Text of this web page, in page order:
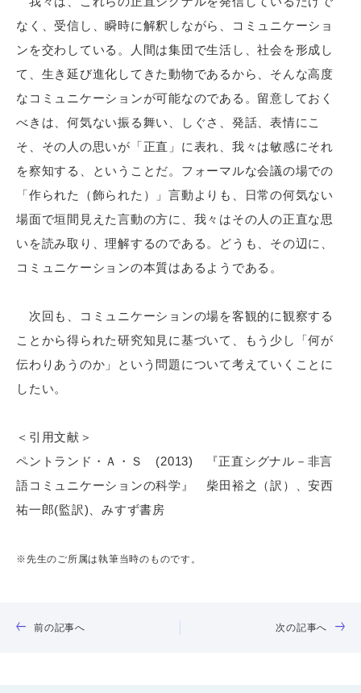
なく、受信し、瞬時に解釈しながら、コミュニケーショ
ンを交わしている。人間は集団で生活し、社会を形成し
て、生き延び進化してきた動物であるから、そんな高度
なコミュニケーションが可能なのである。留意しておく
べきは、何気ない振る舞い、しぐさ、発話、表情にこ
そ、その人の思いが「正直」に表れ、我々は敏感にそれ
を察知する、ということだ。フォーマルな会議の場での
「作られた（飾られた）」言動よりも、日常の何気ない
場面で垣間見えた言動の方に、我々はその人の正直な思
いを読み取り、理解するのである。どうも、その辺に、
コミュニケーションの本質はあるようである。
次回も、コミュニケーションの場を客観的に観察する
ことから得られた研究知見に基づいて、もう少し「何が
伝わりあうのか」という問題について考えていくことに
したい。
＜引用文献＞
ペントランド・Ａ・Ｓ (2013) 『正直シグナル－非言
語コミュニケーションの科学』 柴田裕之（訳）、安西
祐一郎(監訳)、みすず書房
※先生のご所属は執筆当時のものです。
前の記事へ 次の記事へ